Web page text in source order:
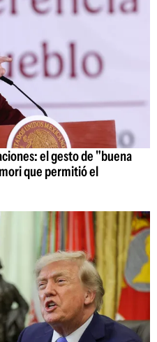
el gesto de "buena
que permitió el